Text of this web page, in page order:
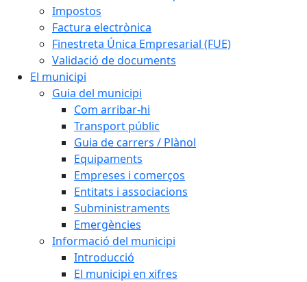
Impostos
Factura electrònica
Finestreta Única Empresarial (FUE)
Validació de documents
El municipi
Guia del municipi
Com arribar-hi
Transport públic
Guia de carrers / Plànol
Equipaments
Empreses i comerços
Entitats i associacions
Subministraments
Emergències
Informació del municipi
Introducció
El municipi en xifres